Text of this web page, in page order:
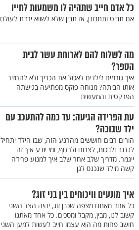
כל אדם חייב שתהיה לו משמעות לחייו
אם תביט ותתבונן, אז תבין שלא לשווא ירדת לעולם
מה לשלוח להם לארוחת עשר לבית
הספר?
איך גורמים לילדים לאכול את הכריך ולא להחזיר
אותו הביתה? מנוחה פוקס מפתיעה בגישתה
הפרקטית והמעשית
עת הפרידה הגיעה: עד כמה להתעכב עם
ילד שבוכה?
הורים רבים חוששים מהרגע הזה, שבו הילד יתחיל
לנדנד ולבכות, לצרוח ולרדוף, ומי יודע איך זה
ייגמר. מדריך שלב אחר שלב איך למנוע פרידה
קשה מילד שנכנס לגן
איך מונעים וויכוחים בין בני זוג?
כל אחד מאתנו מצפה שכבן זוג, יהיה הצד השני
קשוב לנו, מבין, מקבל ומסכים. כל אחד מאתנו
חושב פחות מה הוא עצמו חייב לעשות למען השני